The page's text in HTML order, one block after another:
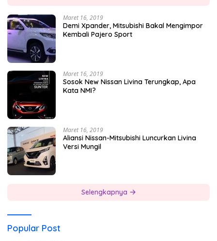
Maret 16, 2019
Demi Xpander, Mitsubishi Bakal Mengimpor
Kembali Pajero Sport
Maret 16, 2019
Sosok New Nissan Livina Terungkap, Apa
Kata NMI?
Maret 16, 2019
Aliansi Nissan-Mitsubishi Luncurkan Livina
Versi Mungil
Selengkapnya
Popular Post